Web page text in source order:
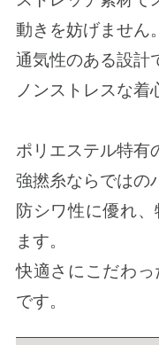
動きを妨げません。
通気性のある設計
ノンストレスな着
ポリエステル特有
強撚糸ならではの
防シワ性に優れ
ます。
快適さにこだわ
です。